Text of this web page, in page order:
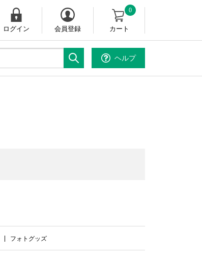
ログイン 会員登録 カート
0
ヘルプ
フォトグッズ